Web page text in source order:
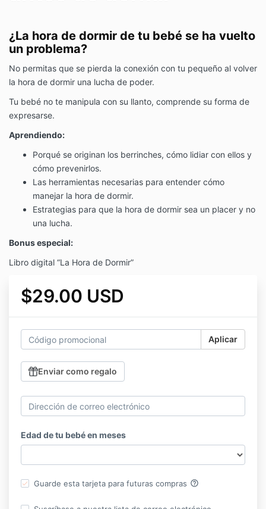
¿La hora de dormir de tu bebé se ha vuelto
un problema?
No permitas que se pierda la conexión con tu pequeño al volver
la hora de dormir una lucha de poder.
Tu bebé no te manipula con su llanto, comprende su forma de
expresarse.
Aprendiendo:
Porqué se originan los berrinches, cómo lidiar con ellos y
cómo prevenirlos.
Las herramientas necesarias para entender cómo
manejar la hora de dormir.
Estrategias para que la hora de dormir sea un placer y no
una lucha.
Bonus especial:
Libro digital “La Hora de Dormir”
$29.00 USD
Aplicar
Enviar como regalo
Edad de tu bebé en meses
Guarde esta tarjeta para futuras compras help_outline